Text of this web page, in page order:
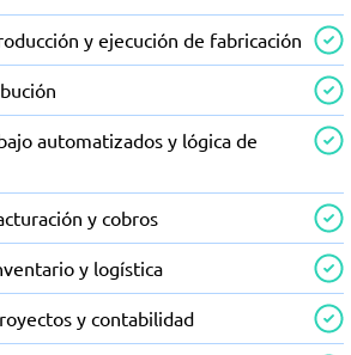
y ejecución de fabricación
automatizados y lógica de
y cobros
y logística
y contabilidad